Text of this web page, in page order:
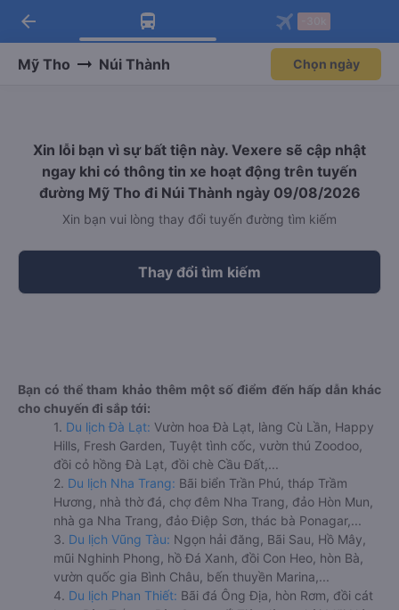
Tải app Vexere ngay!
Nhận ưu đãi thành viên độc
Mở app
Tải app Vexere
-30k/ghế khi đặt vé máy bay qua
Mở app
arrow_back
Mỹ Tho Núi Thành Chọn ngày
Xin lỗi bạn vì sự bất tiện này. Vexere sẽ cập nhật
ngay khi có thông tin xe hoạt động trên tuyến
đường Mỹ Tho đi Núi Thành ngày 09/08/2026
Xin bạn vui lòng thay đổi tuyến đường tìm kiếm
Thay đổi tìm kiếm
Bạn có thể tham khảo thêm một số điểm đến hấp dẫn khác
cho chuyến đi sắp tới:
1. Du lịch Đà Lạt: Vườn hoa Đà Lạt, làng Cù Lần, Happy
Hills, Fresh Garden, Tuyệt tình cốc, vườn thú Zoodoo,
đồi cỏ hồng Đà Lạt, đồi chè Cầu Đất,...
2. Du lịch Nha Trang: Bãi biển Trần Phú, tháp Trầm
Hương, nhà thờ đá, chợ đêm Nha Trang, đảo Hòn Mun,
nhà ga Nha Trang, đảo Điệp Sơn, thác bà Ponagar,...
3. Du lịch Vũng Tàu: Ngọn hải đăng, Bãi Sau, Hồ Mây,
mũi Nghinh Phong, hồ Đá Xanh, đồi Con Heo, hòn Bà,
vườn quốc gia Bình Châu, bến thuyền Marina,...
4. Du lịch Phan Thiết: Bãi đá Ông Địa, hòn Rơm, đồi cát